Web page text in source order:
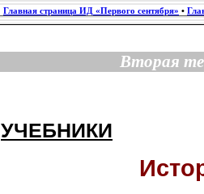
Главная страница ИД «Первого сентября» •
Вторая
УЧЕБНИКИ